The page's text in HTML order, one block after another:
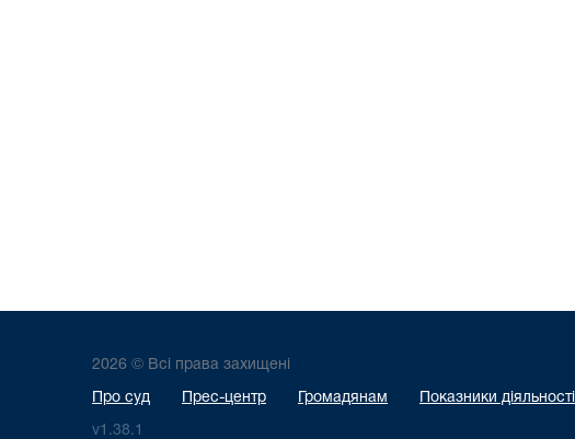
2026 © Всі права захищені
Про суд Прес-центр Громадянам Показники діяльності
v1.38.1